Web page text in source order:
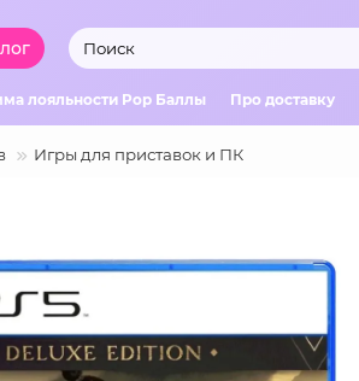
лояльности Pop Баллы Про доставку
Игры для приставок и ПК